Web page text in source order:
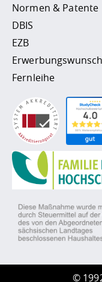
Normen & Patente
DBIS
EZB
Erwerbungswunsch
Fernleihe
©